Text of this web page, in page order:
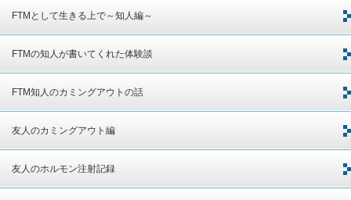
FTMとして生きる上で～知人編～
FTMの知人が書いてくれた体験談
FTM知人のカミングアウトの話
友人のカミングアウト編
友人のホルモン注射記録